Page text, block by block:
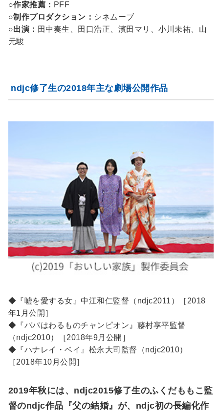
○作家推薦： PFF
○制作プロダクション： シネムーブ
○出演： 田中奏生、田口浩正、濱田マリ、小川未祐、山
元駿
ndjc修了生の2018年主な劇場公開作品
◆『嘘を愛する女』中江和仁監督（ndjc2011）［2018
年1月公開］
◆『パパはわるものチャンピオン』藤村享平監督
（ndjc2010）［2018年9月公開］
◆『ハナレイ・ベイ』松永大司監督（ndjc2010）
［2018年10月公開］
2019年秋には、ndjc2015修了生のふくだももこ監
督のndjc作品『父の結婚』が、ndjc初の長編化作